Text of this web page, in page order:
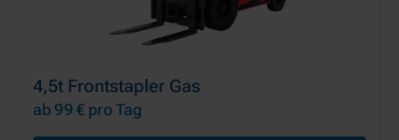
4,5t Frontstapler Gas
ab 99 € pro Tag